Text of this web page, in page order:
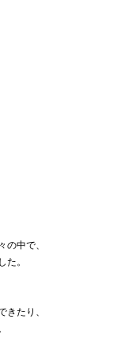
の中で、
た。
きたり、